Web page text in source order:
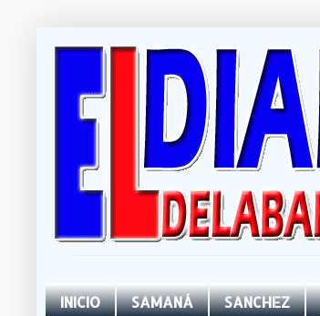
INICIO SAMANÁ SANCHEZ